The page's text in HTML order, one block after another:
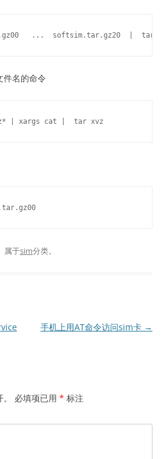
...  softsim.tar.gz20  |  tar
件名的命令
属于sim分类。
手机上用AT命令访问sim卡 →
必填项已用 * 标注